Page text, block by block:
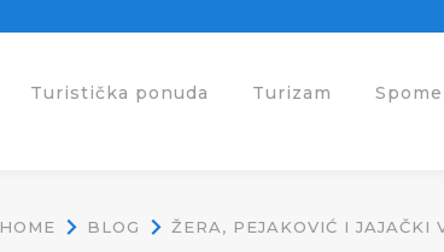
Turistička ponuda Turizam
HOME BLOG ŽERA, PEJAKOVIĆ I JAJAČKI